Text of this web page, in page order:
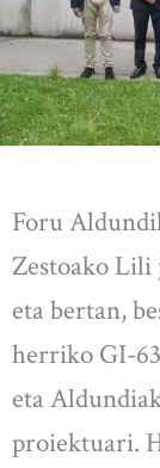
Foru
Zestoako Lili
eta bertan,
herriko GI-
eta
proiektuari.